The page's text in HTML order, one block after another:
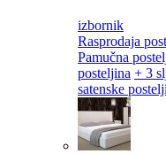
izbornik
Rasprodaja
Pamučna
posteljina + 3
satenske